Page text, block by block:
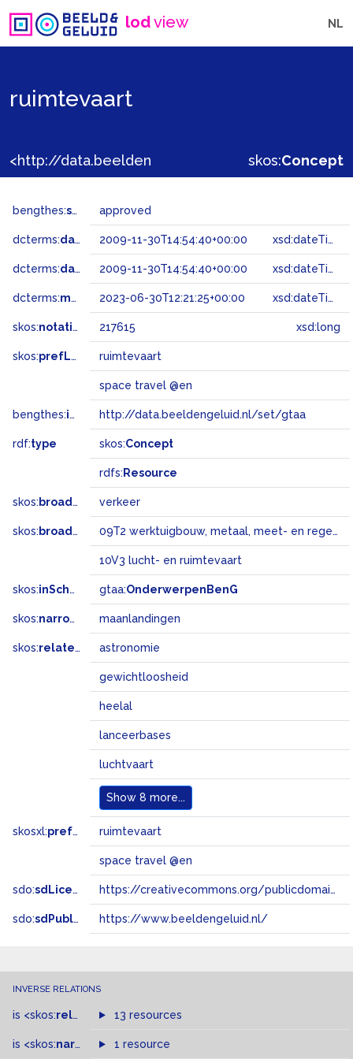
lodview NL
ruimtevaart
skos:Concept
bengthes:status approved
dcterms:dateAccepted 2009-11-30T14:54:40+00:00 xsd:dateTime
dcterms:dateSubmitted 2009-11-30T14:54:40+00:00 xsd:dateTime
dcterms:modified 2023-06-30T12:21:25+00:00 xsd:dateTime
skos:notation 217615 xsd:long
skos:prefLabel ruimtevaart
space travel @en
bengthes:inSet http://data.beeldengeluid.nl/set/gtaa
rdf:type skos:Concept
rdfs: Resource
skos: broader verkeer
skos: broadMatch 09T2 werktuigbouw, metaal, meet- en regeltechniek, verkeerstechniek
10V3 lucht- en ruimtevaart
skos:inScheme gtaa:OnderwerpenBenG
skos:narrower maanlandingen
skos:related astronomie
gewichtloosheid
heelal
lanceerbases
luchtvaart
Show 8 more...
skosxl:prefLabel ruimtevaart
space travel @en
sdo:sdLicense https://creativecommons.org/publicdomain/zero/1.0/
sdo:sdPublisher https://www.beeldengeluid.nl/
INVERSE RELATIONS
is <skos:related > of
13 resources
is <skos:narrower >of
1 resource